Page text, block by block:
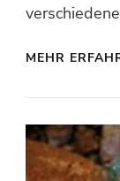
MEHR